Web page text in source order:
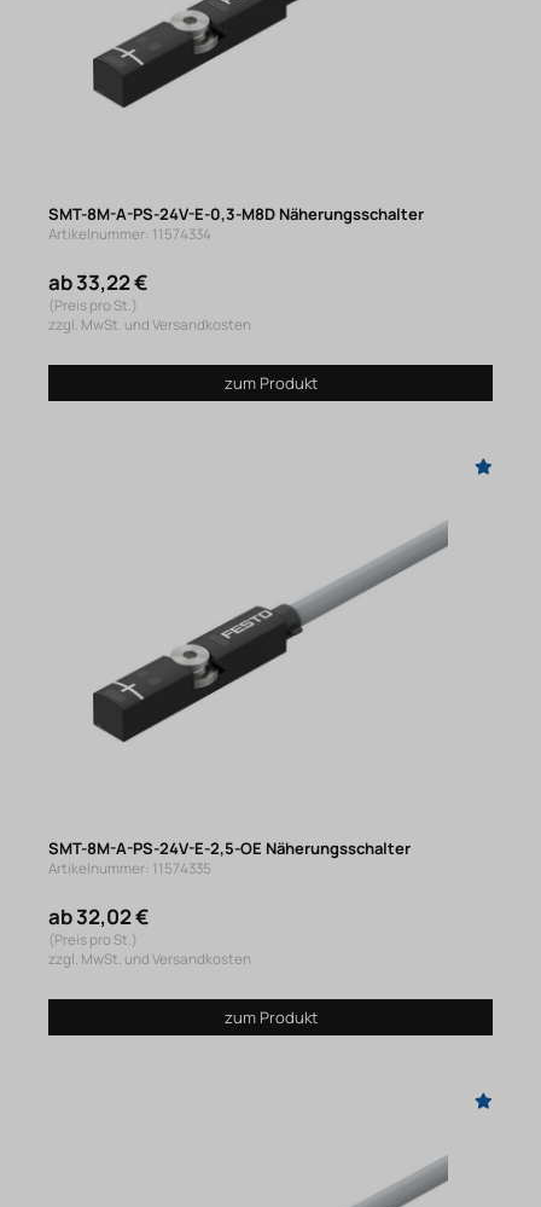
SMT-8M-A-PS-24V-E-0,3-M8D Näherungsschalter
Artikelnummer: 11574334
ab 33,22 €
(Preis pro St.)
zzgl. MwSt. und Versandkosten
zum Produkt
SMT-8M-A-PS-24V-E-2,5-OE Näherungsschalter
Artikelnummer: 11574335
ab 32,02 €
(Preis pro St.)
zzgl. MwSt. und Versandkosten
zum Produkt